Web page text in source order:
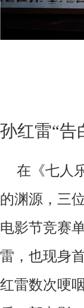
孙红雷“告
在《七人
的渊源，三
电影节竞赛
雷，也现身
红雷数次哽咽